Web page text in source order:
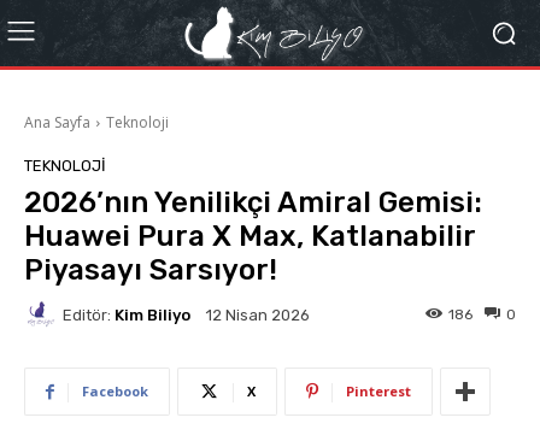
Ana Sayfa Teknoloji
TEKNOLOJI
2026’nın Yenilikçi Amiral Gemisi:
Huawei Pura X Max, Katlanabilir
Piyasayı Sarsıyor!
Editör: Kim Biliyo 12 Nisan 2026 0
186
Facebook X Pinterest